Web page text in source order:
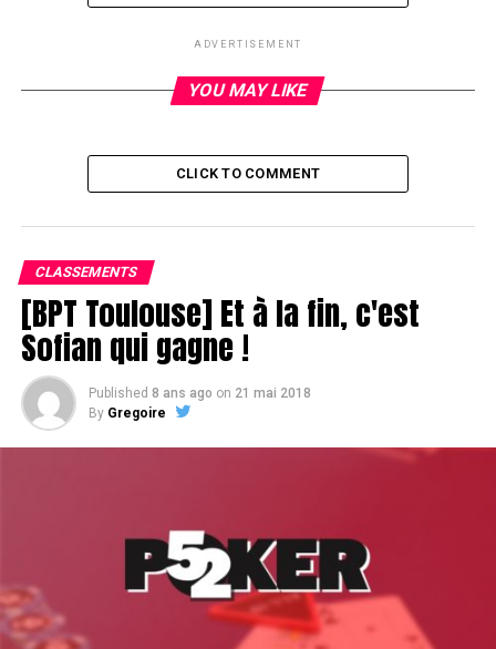
Rapide chipcount au premier break
ADVERTISEMENT
YOU MAY LIKE
CLICK TO COMMENT
CLASSEMENTS
[BPT Toulouse] Et à la fin, c'est
Sofian qui gagne !
Published 8 ans ago on 21 mai 2018
By Gregoire